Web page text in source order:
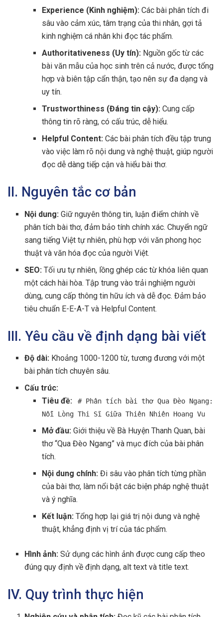
Experience (Kinh nghiệm):Các bài phân tích đi
sâu vào cảm xúc, tâm trạng của thi nhân, gợi tả
kinh nghiệm cá nhân khi đọc tác phẩm.
Authoritativeness (Uy tín):Nguồn gốc từ các
bài văn mẫu của học sinh trên cả nước, được tổng
hợp và biên tập cẩn thận, tạo nên sự đa dạng và
uy tín.
Trustworthiness (Đáng tin cậy):Cung cấp
thông tin rõ ràng, có cấu trúc, dễ hiểu.
Helpful Content:Các bài phân tích đều tập trung
vào việc làm rõ nội dung và nghệ thuật, giúp người
đọc dễ dàng tiếp cận và hiểu bài thơ.
II. Nguyên tắc cơ bản
Nội dung: Giữ nguyên thông tin, luận điểm chính về
phân tích bài thơ, đảm bảo tính chính xác. Chuyển ngữ
sang tiếng Việt tự nhiên, phù hợp với văn phong học
thuật và văn hóa đọc của người Việt.
SEO: Tối ưu tự nhiên, lồng ghép các từ khóa liên quan
một cách hài hòa. Tập trung vào trải nghiệm người
dùng, cung cấp thông tin hữu ích và dễ đọc. Đảm bảo
tiêu chuẩn E-E-A-T và Helpful Content.
III. Yêu cầu về định dạng bài viết
Độ dài: Khoảng 1000-1200 từ, tương đương với một
bài phân tích chuyên sâu.
Cấu trúc:
Tiêu đề:
# Phân tích bài thơ Qua Đèo Ngang:
Nỗi Lòng Thi Sĩ Giữa Thiên Nhiên Hoang Vu
Mở đầu:Giới thiệu về Bà Huyện Thanh Quan, bài
thơ “Qua Đèo Ngang” và mục đích của bài phân
tích.
Nội dung chính:Đi sâu vào phân tích từng phần
của bài thơ, làm nổi bật các biện pháp nghệ thuật
và ý nghĩa.
Kết luận:Tổng hợp lại giá trị nội dung và nghệ
thuật, khẳng định vị trí của tác phẩm.
Hình ảnh: Sử dụng các hình ảnh được cung cấp theo
đúng quy định về định dạng, alt text và title text.
IV. Quy trình thực hiện